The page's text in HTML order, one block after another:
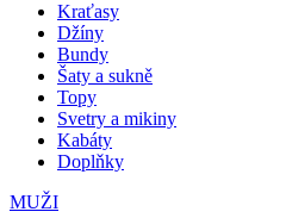
Kraťasy
Džíny
Bundy
Šaty a sukně
Topy
Svetry a mikiny
Kabáty
Doplňky
MUŽI